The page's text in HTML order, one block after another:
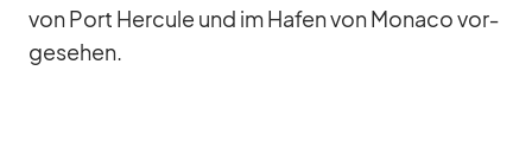
von Port Her­cule und im Ha­fen von Mo­naco vor­
ge­se­hen.